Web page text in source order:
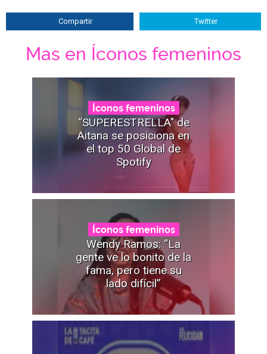
Compartir Twitter
Mas en Íconos femeninos
Íconos femeninos
“SUPERESTRELLA" de
Aitana se posiciona en
el top 50 Global de
Spotify
Íconos femeninos
Wendy Ramos: “La
gente ve lo bonito de la
fama, pero tiene su
lado difícil”